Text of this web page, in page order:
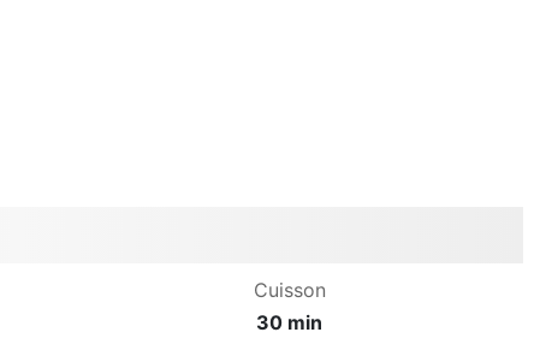
Cuisson
30 min